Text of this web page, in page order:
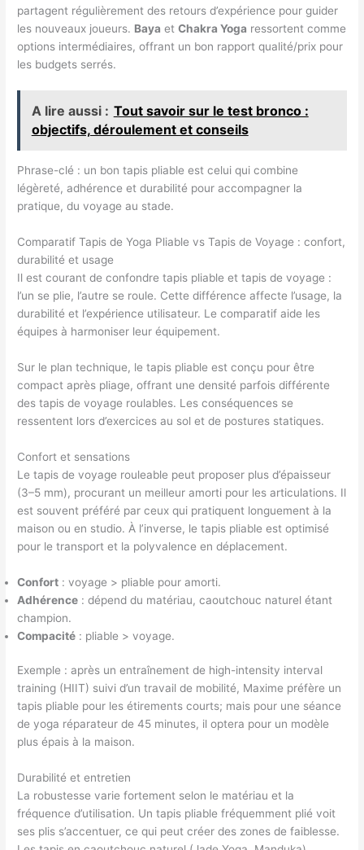
partagent régulièrement des retours d’expérience pour guider
les nouveaux joueurs. Baya etChakra Yoga ressortent comme
options intermédiaires, offrant un bon rapport qualité/prix pour
les budgets serrés.
A lire aussi : Tout savoir sur le test bronco :
objectifs, déroulement et conseils
Phrase-clé : un bon tapis pliable est celui qui combine
légèreté, adhérence et durabilité pour accompagner la
pratique, du voyage au stade.
Comparatif Tapis de Yoga Pliable vs Tapis de Voyage : confort,
durabilité et usage
Il est courant de confondre tapis pliable et tapis de voyage :
l’un se plie, l’autre se roule. Cette différence affecte l’usage, la
durabilité et l’expérience utilisateur. Le comparatif aide les
équipes à harmoniser leur équipement.
Sur le plan technique, le tapis pliable est conçu pour être
compact après pliage, offrant une densité parfois différente
des tapis de voyage roulables. Les conséquences se
ressentent lors d’exercices au sol et de postures statiques.
Confort et sensations
Le tapis de voyage rouleable peut proposer plus d’épaisseur
(3–5 mm), procurant un meilleur amorti pour les articulations. Il
est souvent préféré par ceux qui pratiquent longuement à la
maison ou en studio. À l’inverse, le tapis pliable est optimisé
pour le transport et la polyvalence en déplacement.
Confort : voyage > pliable pour amorti.
Adhérence : dépend du matériau, caoutchouc naturel étant
champion.
Compacité : pliable > voyage.
Exemple : après un entraînement de high-intensity interval
training (HIIT) suivi d’un travail de mobilité, Maxime préfère un
tapis pliable pour les étirements courts; mais pour une séance
de yoga réparateur de 45 minutes, il optera pour un modèle
plus épais à la maison.
Durabilité et entretien
La robustesse varie fortement selon le matériau et la
fréquence d’utilisation. Un tapis pliable fréquemment plié voit
ses plis s’accentuer, ce qui peut créer des zones de faiblesse.